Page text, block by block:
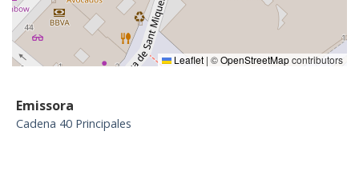
Leaflet | ©OpenStreetMapcontributors
Emissora
Cadena 40 Principales